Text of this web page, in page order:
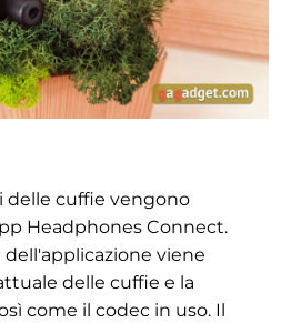
delle cuffie vengono
Headphones Connect.
viene
delle cuffie e la
come il codec in uso. Il